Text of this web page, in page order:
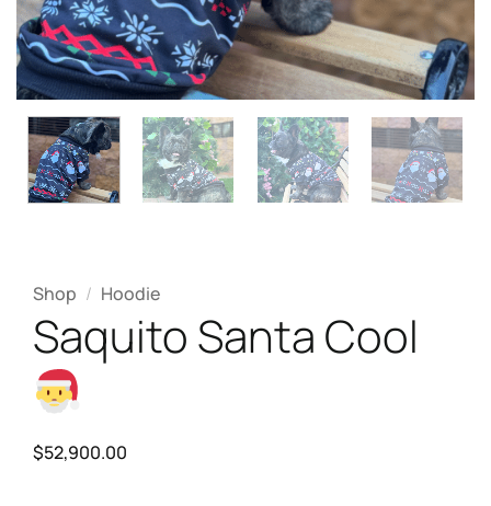
Shop / Hoodie
Saquito Santa Cool
$52,900.00